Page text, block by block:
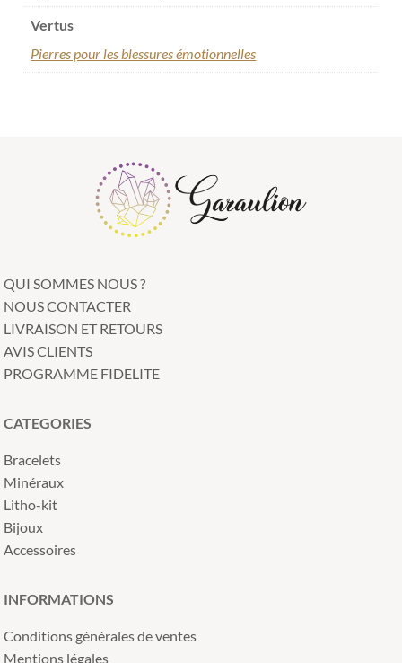
Vertus
Pierres pour les blessures émotionnelles
QUI SOMMES NOUS ?
NOUS CONTACTER
LIVRAISON ET RETOURS
AVIS CLIENTS
PROGRAMME FIDELITE
CATEGORIES
Bracelets
Minéraux
Litho-kit
Bijoux
Accessoires
INFORMATIONS
Conditions générales de ventes
Mentions légales